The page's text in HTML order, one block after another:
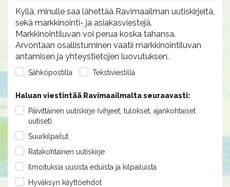
Kyllä, minulle saa lähettää Ravimaailman uutiskirjeitä,
sekä markkinointi- ja asiakasviestejä.
Markkinointiluvan voi perua koska tahansa.
Arvontaan osallistuminen vaatii markkinointiluvan
antamisen ja yhteystietojen luovutuksen.
Sähköpostilla Tekstiviestillä
Haluan viestintää Ravimaailmalta seuraavasti:
Päivittäinen uutiskirje (vihjeet, tulokset, ajankohtaiset
uutiset)
Suurkilpailut
Ratakohtainen uutiskirje
Ilmoituksia uusista eduista ja kilpailuista
Hyväksyn käyttöehdot